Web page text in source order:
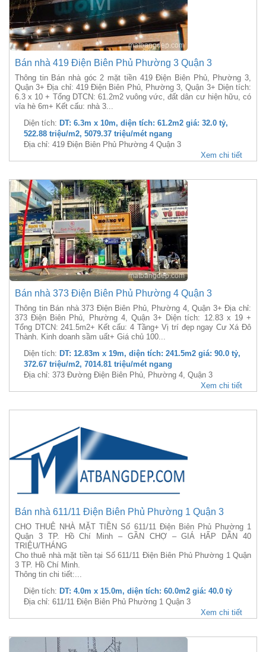
Bán nhà 419 Điện Biên Phủ Phường 3 Quận 3
Thông tin Bán nhà góc 2 mặt tiền 419 Điện Biên Phủ, Phường 3,
Quận 3+ Địa chỉ: 419 Điện Biên Phủ, Phường 3, Quận 3+ Diện tích:
6.3 x 10 + Tổng DTCN: 61.2m2 vuông vức, đất dân cư hiện hữu, có
vỉa hè 6m+ Kết cấu: nhà 3...
Diện tích: DT: 6.3m x 10m, diện tích: 61.2m2 giá: 32.0 tỷ,
522.88 triệu/m2, 5079.37 triệu/mét ngang
Địa chỉ: 419 Điện Biên Phủ Phường 4 Quận 3
Xem chi tiết
Bán nhà 373 Điện Biên Phủ Phường 4 Quận 3
Thông tin Bán nhà 373 Điện Biên Phủ, Phường 4, Quận 3+ Địa chỉ:
373 Điện Biên Phủ, Phường 4, Quận 3+ Diện tích: 12.83 x 19 +
Tổng DTCN: 241.5m2+ Kết cấu: 4 Tầng+ Vị trí đẹp ngay Cư Xá Đô
Thành. Kinh doanh sầm uất+ Giá chủ 100...
Diện tích: DT: 12.83m x 19m, diện tích: 241.5m2 giá: 90.0 tỷ,
372.67 triệu/m2, 7014.81 triệu/mét ngang
Địa chỉ: 373 Đường Điện Biên Phủ, Phường 4, Quận 3
Xem chi tiết
Bán nhà 611/11 Điện Biên Phủ Phường 1 Quận 3
CHO THUÊ NHÀ MẶT TIỀN Số 611/11 Điện Biên Phủ Phường 1
Quận 3 TP. Hồ Chí Minh – GẦN CHỢ – GIÁ HẤP DẪN 40
TRIỆU/THÁNG
Cho thuê nhà mặt tiền tại Số 611/11 Điện Biên Phủ Phường 1 Quận
3 TP. Hồ Chí Minh.
Thông tin chi tiết:...
Diện tích: DT: 4.0m x 15.0m, diện tích: 60.0m2 giá: 40.0 tỷ
Địa chỉ: 611/11 Điện Biên Phủ Phường 1 Quận 3
Xem chi tiết